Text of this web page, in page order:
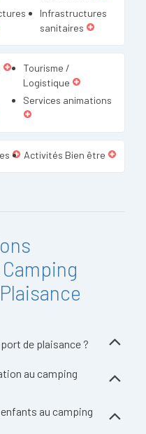
Infrastructures
sanitaires
Tourisme /
Logistique
Services animations
Activités Bien être
de plaisance ?
au camping
au camping